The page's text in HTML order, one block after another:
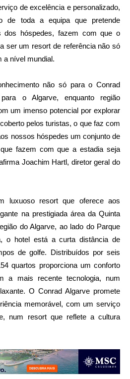
de excelência e personalizado,
de toda a equipa que pretende
dos hóspedes, fazem com que o
ser um resort de referência não só
a nível mundial.
não só para o Conrad
o Algarve, enquanto região
um imenso potencial por explorar
pelos turistas, o que faz com
nossos hóspedes um conjunto de
fazem com que a estadia seja
Joachim Hartl, diretor geral do
luxuoso resort que oferece aos
na prestigiada área da Quinta
do Algarve, ao lado do Parque
o hotel está a curta distância de
de golfe. Distribuídos por seis
quartos proporciona um conforto
a mais recente tecnologia, num
O Conrad Algarve promete
memorável, com um serviço
num resort que reflete a cultura